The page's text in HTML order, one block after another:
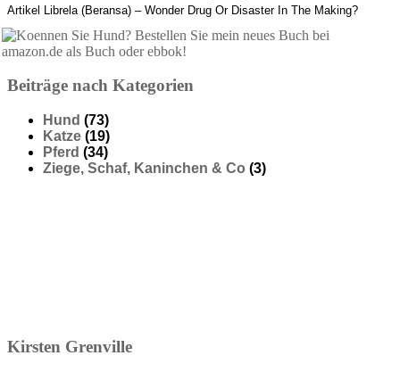
Artikel Librela (Beransa) – Wonder Drug Or Disaster In The Making?
Beiträge nach Kategorien
Hund (73)
Katze (19)
Pferd (34)
Ziege, Schaf, Kaninchen & Co (3)
Kirsten Grenville